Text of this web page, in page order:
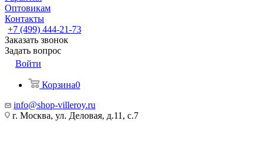
Оптовикам
Контакты
+7 (499) 444-21-73
Заказать звонок
Задать вопрос
Войти
Корзина0
info@shop-villeroy.ru
г. Москва, ул. Деловая, д.11, с.7